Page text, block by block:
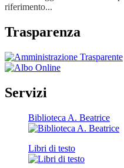
riferimento...
Trasparenza
Servizi
Biblioteca A. Beatrice
Libri di testo